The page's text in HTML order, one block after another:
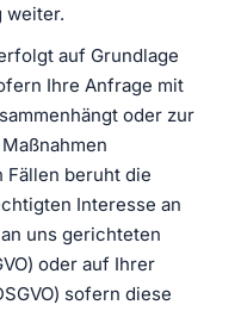
weiter.
auf Grundlage
Ihre Anfrage mit
oder zur
beruht die
Interesse an
uns gerichteten
oder auf Ihrer
sofern diese